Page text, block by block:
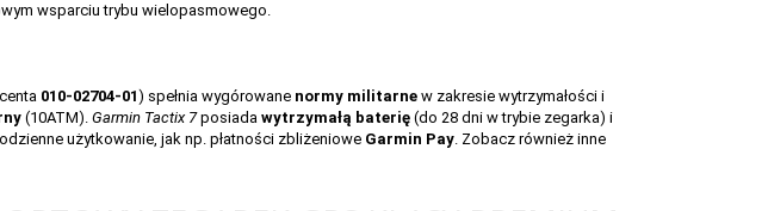
wsparciu trybu wielopasmowego.
010-02704-01) spełnia wygórowane normy militarne w zakresie wytrzymałości i
(10ATM). Garmin Tactix 7posiada wytrzymałą baterię (do 28 dni w trybie zegarka) i
użytkowanie, jak np. płatności zbliżeniowe Garmin Pay. Zobacz również inne